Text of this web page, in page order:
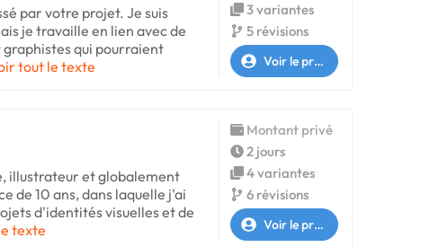
par votre projet. Je suis
je travaille en lien avec de
qui pourraient
tout le texte
3 variantes
5 révisions
Voir le profil
illustrateur et globalement
de 10 ans, dans laquelle j'ai
d'identités visuelles et de
texte
Montant privé
2 jours
4 variantes
6 révisions
Voir le profil